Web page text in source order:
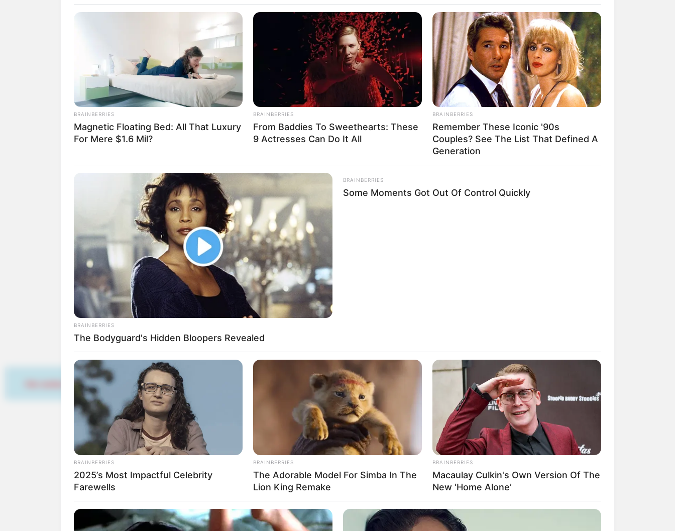
Bad Oeynhausen
Bergisch Gladbach
Bergkamen
Bielefeld
Bochum
Borken
Bornheim (Rheinland)
Brilon
Brühl (Rheinland)
Bünde
Castrop-Rauxel
Coesfeld
Datteln
Delbrück
Detmold
Dinslaken
Dormagen
Dorsten
Dortmund
Duisburg
Dülmen
Düsseldorf
Emsdetten
Erftstadt
Erkelenz
Eschweiler
Essen
Euskirchen
Frechen
Freudenberg
Gelsenkirchen
Goch
Greven
Grevenbroich
BRAINBERRIES
Magnetic Floating Bed: All That Luxury
For Mere $1.6 Mil?
BRAINBERRIES
From Baddies To Sweethearts: These
9 Actresses Can Do It All
BRAINBERRIES
Remember These Iconic '90s
Couples? See The List That Defined A
Generation
BRAINBERRIES
The Bodyguard's Hidden Bloopers Revealed
BRAINBERRIES
Some Moments Got Out Of Control Quickly
BRAINBERRIES
2025’s Most Impactful Celebrity
Farewells
BRAINBERRIES
The Adorable Model For Simba In The
Lion King Remake
BRAINBERRIES
Macaulay Culkin's Own Version Of The
New ‘Home Alone’